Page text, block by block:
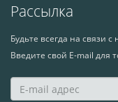
Рассылка
Будьте всегда на связи
Введите свой E-mail для